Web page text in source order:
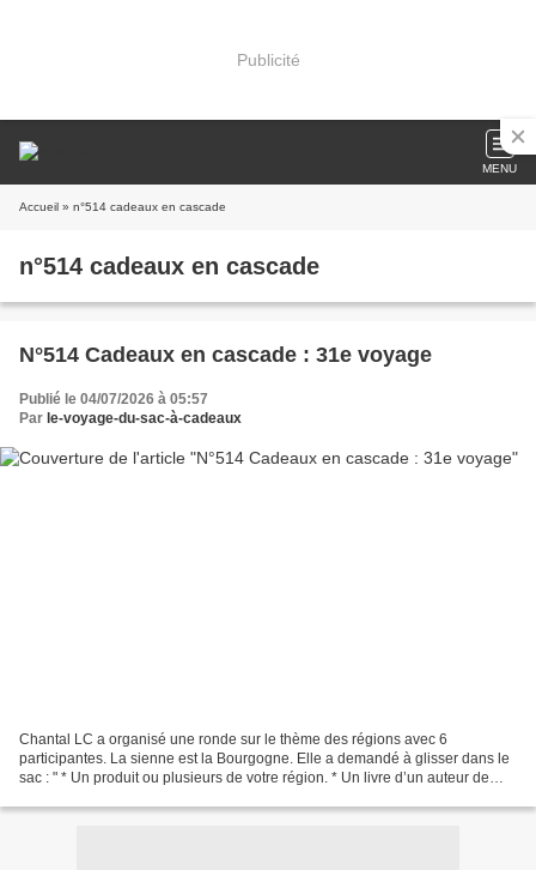
Publicité
MENU
Accueil » n°514 cadeaux en cascade
n°514 cadeaux en cascade
N°514 Cadeaux en cascade : 31e voyage
Publié le 04/07/2026 à 05:57
Par le-voyage-du-sac-à-cadeaux
Chantal LC a organisé une ronde sur le thème des régions avec 6
participantes. La sienne est la Bourgogne. Elle a demandé à glisser dans le
sac : " * Un produit ou plusieurs de votre région. * Un livre d’un auteur de